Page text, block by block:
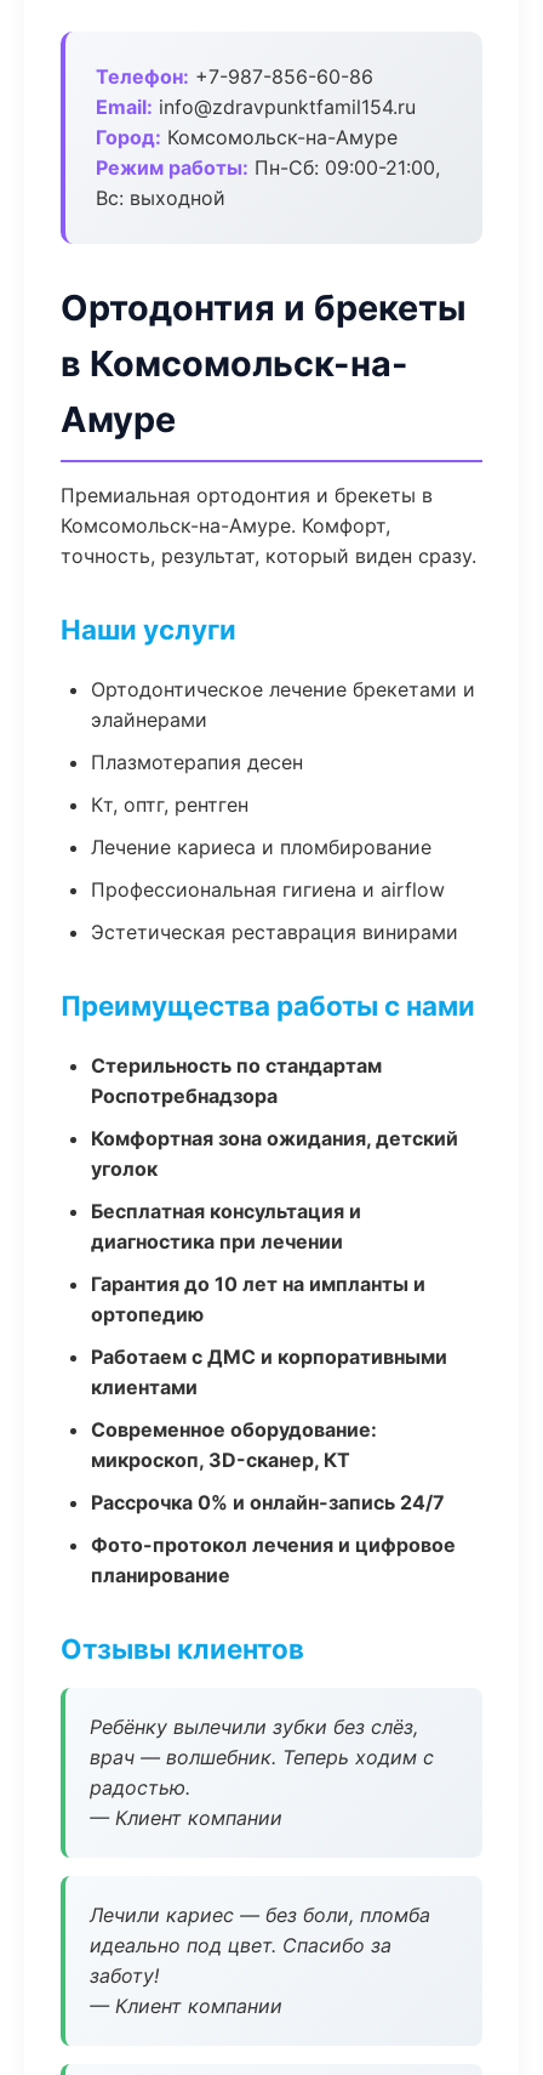
Телефон: +7-987-856-60-86
Email: info@zdravpunktfamil154.ru
Город: Комсомольск-на-Амуре
Режим работы: Пн-Сб: 09:00-21:00,
Вс: выходной
Ортодонтия и брекеты
в Комсомольск-на-
Амуре
Премиальная ортодонтия и брекеты в
Комсомольск-на-Амуре. Комфорт,
точность, результат, который виден сразу.
Наши услуги
Ортодонтическое лечение брекетами и
элайнерами
Плазмотерапия десен
Кт, оптг, рентген
Лечение кариеса и пломбирование
Профессиональная гигиена и airflow
Эстетическая реставрация винирами
Преимущества работы с нами
Стерильность по стандартам
Роспотребнадзора
Комфортная зона ожидания, детский
уголок
Бесплатная консультация и
диагностика при лечении
Гарантия до 10 лет на импланты и
ортопедию
Работаем с ДМС и корпоративными
клиентами
Современное оборудование:
микроскоп, 3D-сканер, КТ
Рассрочка 0% и онлайн-запись 24/7
Фото-протокол лечения и цифровое
планирование
Отзывы клиентов
Ребёнку вылечили зубки без слёз,
врач — волшебник. Теперь ходим с
радостью.
— Клиент компании
Лечили кариес — без боли, пломба
идеально под цвет. Спасибо за
заботу!
— Клиент компании